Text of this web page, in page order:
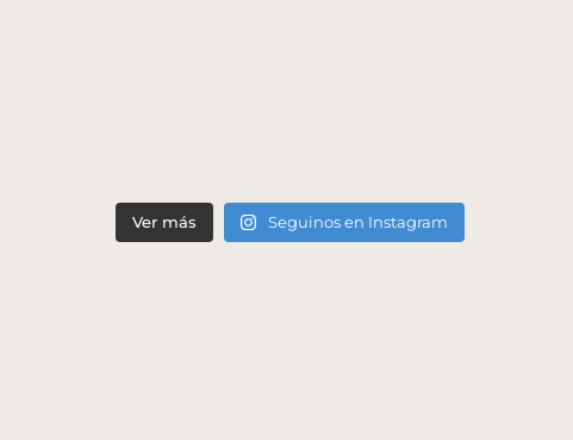
Ver más Seguinos en Instagram